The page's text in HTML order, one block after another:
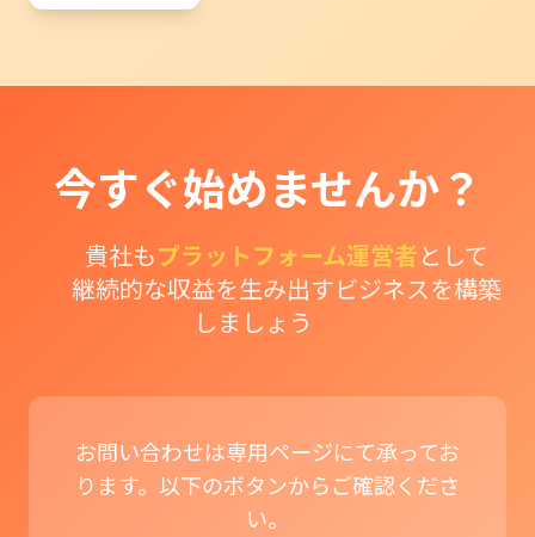
今すぐ始めませんか？
貴社もプラットフォーム運営者として
継続的な収益を生み出すビジネスを構築
しましょう
お問い合わせは専用ページにて承ってお
ります。以下のボタンからご確認くださ
い。